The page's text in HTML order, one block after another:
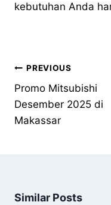
kebutuhan Anda
PREVIOUS
Promo Mitsubishi
Desember 2025 di
Makassar
Similar Posts